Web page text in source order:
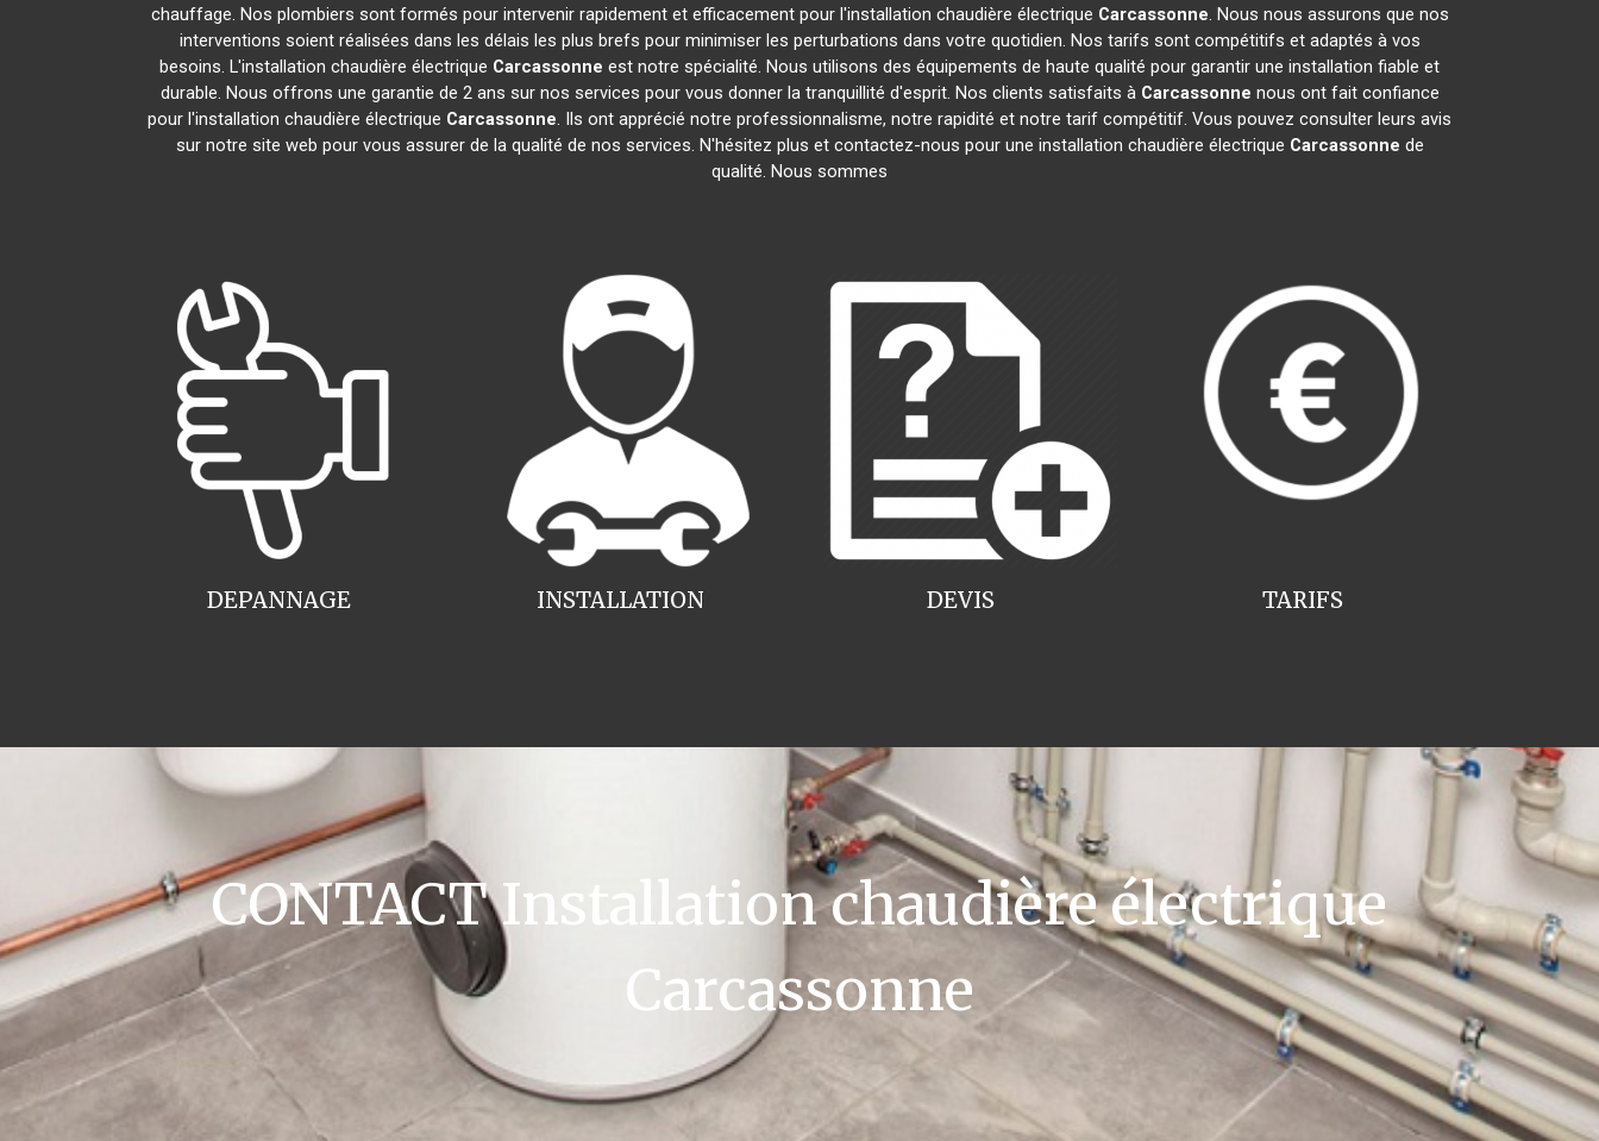
chauffage. Nos plombiers sont formés pour intervenir rapidement et efficacement pour l'installation chaudière électrique Carcassonne. Nous nous assurons que nos
interventions soient réalisées dans les délais les plus brefs pour minimiser les perturbations dans votre quotidien. Nos tarifs sont compétitifs et adaptés à vos
besoins. L'installation chaudière électrique Carcassonne est notre spécialité. Nous utilisons des équipements de haute qualité pour garantir une installation fiable et
durable. Nous offrons une garantie de 2 ans sur nos services pour vous donner la tranquillité d'esprit. Nos clients satisfaits à Carcassonne nous ont fait confiance
pour l'installation chaudière électrique Carcassonne. Ils ont apprécié notre professionnalisme, notre rapidité et notre tarif compétitif. Vous pouvez consulter leurs avis
sur notre site web pour vous assurer de la qualité de nos services. N'hésitez plus et contactez-nous pour une installation chaudière électrique Carcassonne de
qualité. Nous sommes
INSTALLATION
DEPANNAGE TARIFS
DEVIS
CONTACT Installation chaudière électrique
Carcassonne